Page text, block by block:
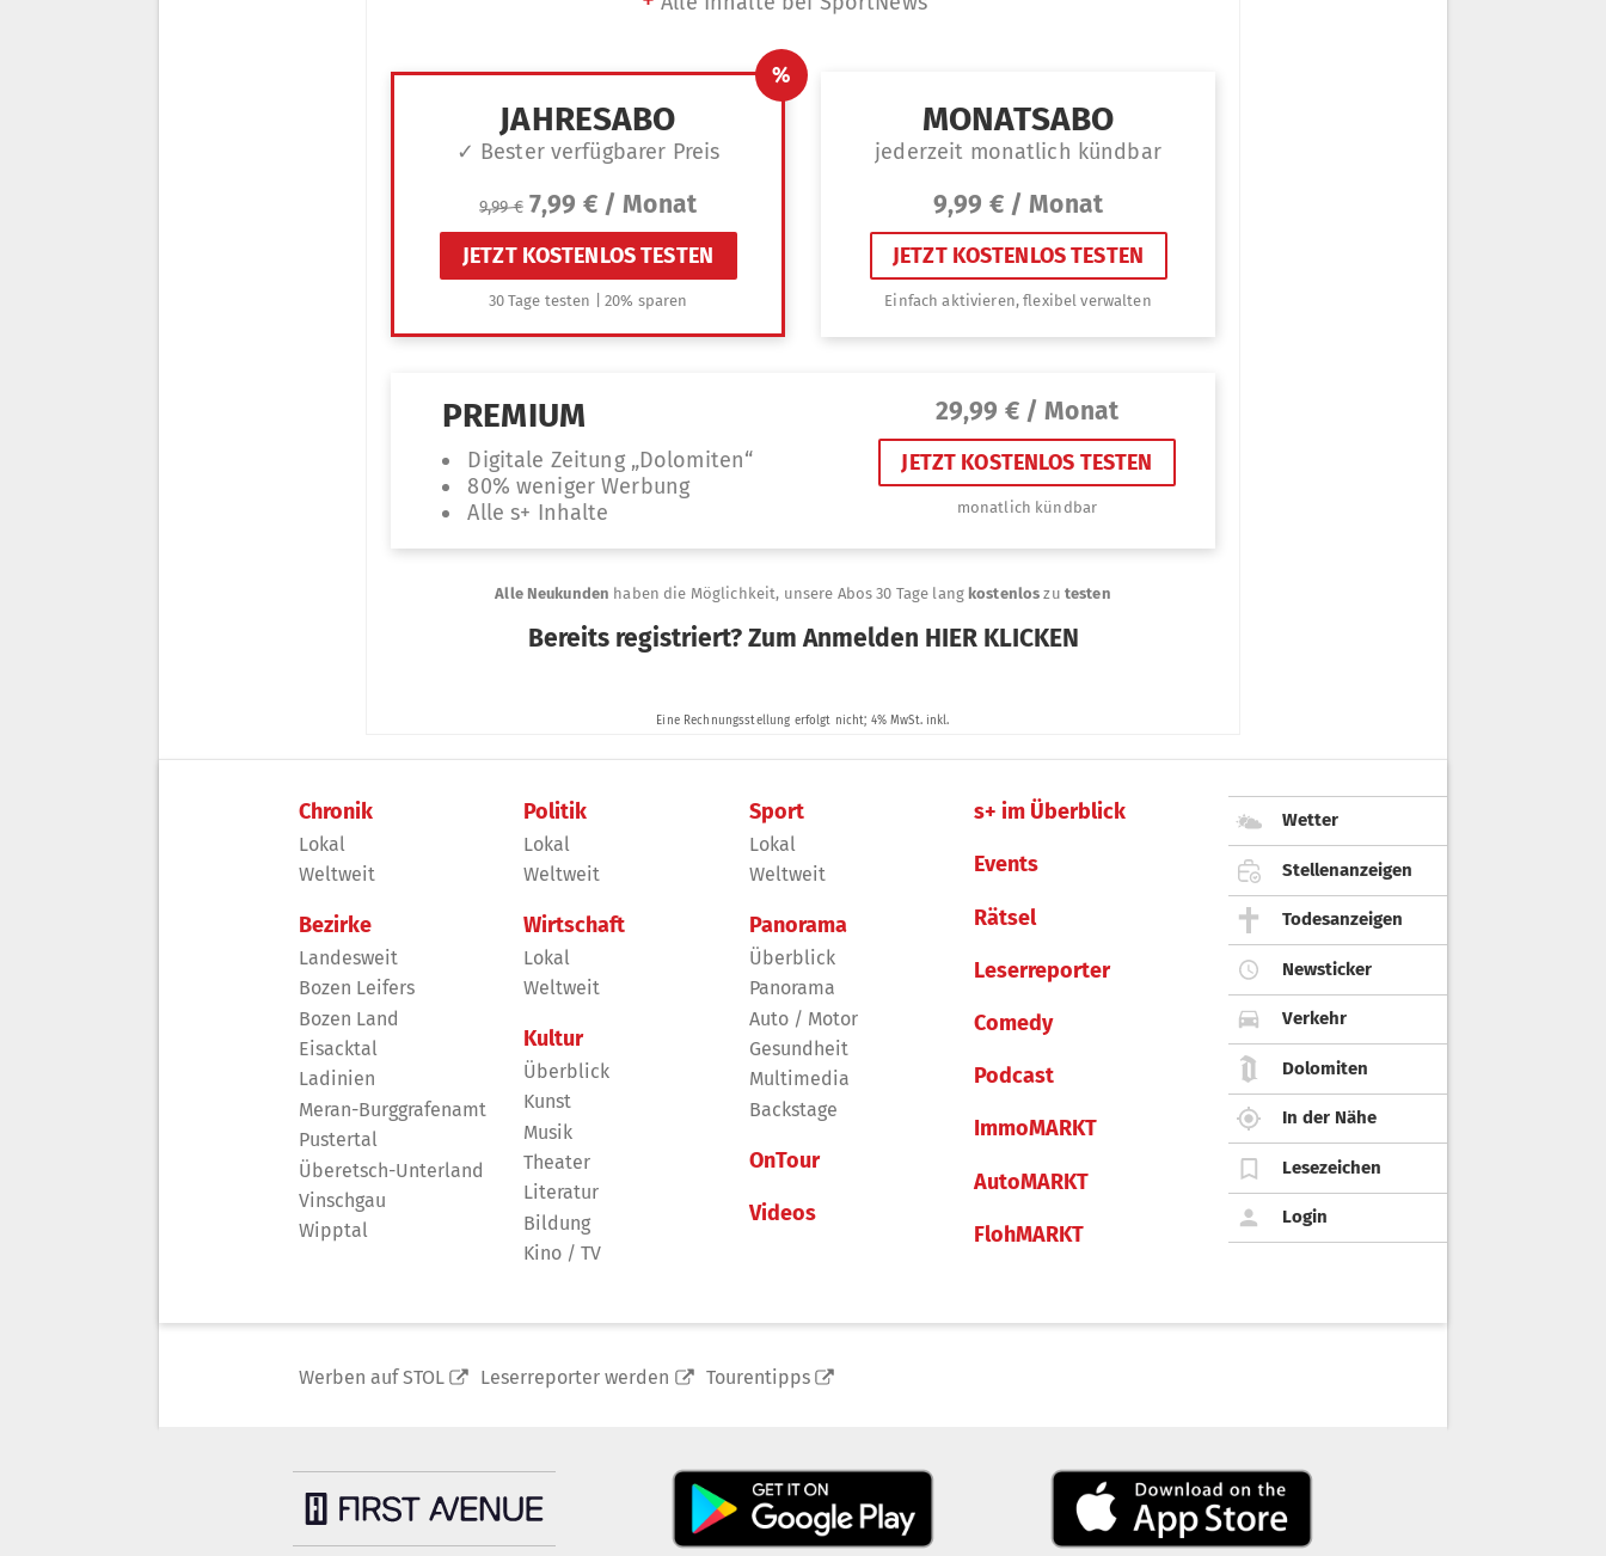
Chronik
Lokal
Weltweit
Bezirke
Landesweit
Bozen Leifers
Bozen Land
Eisacktal
Ladinien
Meran-Burggrafenamt
Pustertal
Überetsch-Unterland
Vinschgau
Wipptal
Politik
Lokal
Weltweit
Wirtschaft
Lokal
Weltweit
Kultur
Überblick
Kunst
Musik
Theater
Literatur
Bildung
Kino / TV
Sport
Lokal
Weltweit
Panorama
Überblick
Panorama
Auto / Motor
Gesundheit
Multimedia
Backstage
OnTour
Videos
s+ im Überblick
Events
Rätsel
Leserreporter
Comedy
Podcast
ImmoMARKT
AutoMARKT
FlohMARKT
Wetter
Stellenanzeigen
Todesanzeigen
Newsticker
Verkehr
Dolomiten
In der Nähe
Lesezeichen
Login
Werben auf STOL Leserreporter werden Tourentipps